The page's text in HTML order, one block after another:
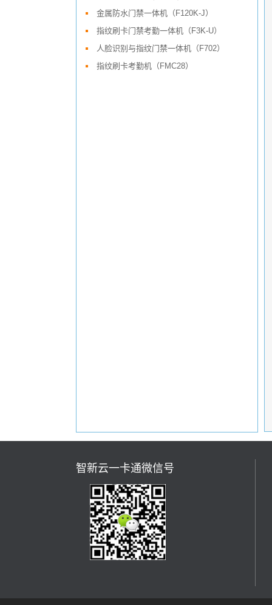
金属防水门禁一体机（F120K-J）
指纹刷卡门禁考勤一体机（F3K-U）
人脸识别与指纹门禁一体机（F702）
指纹刷卡考勤机（FMC28）
智新云一卡通微信号